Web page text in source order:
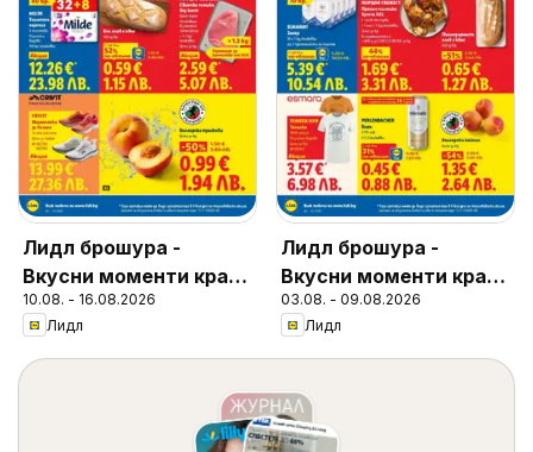
Лидл брошура -
Вкусни моменти край
грила
10.08. - 16.08.2026
Лидл
Лидл брошура -
Вкусни моменти край
грила
03.08. - 09.08.2026
Лидл